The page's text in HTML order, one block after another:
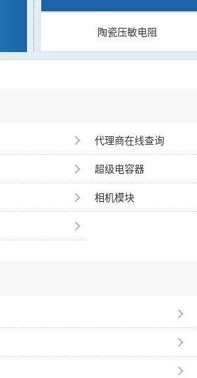
陶瓷压敏电阻
代理商在线查询
超级电容器
相机模块